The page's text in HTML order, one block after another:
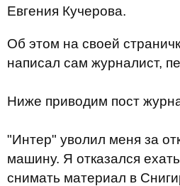
Евгения Кучерова.
Об этом на своей
написал сам журналист,
Ниже приводим пост
"Интер" уволил меня за
машину. Я отказался
снимать материал в